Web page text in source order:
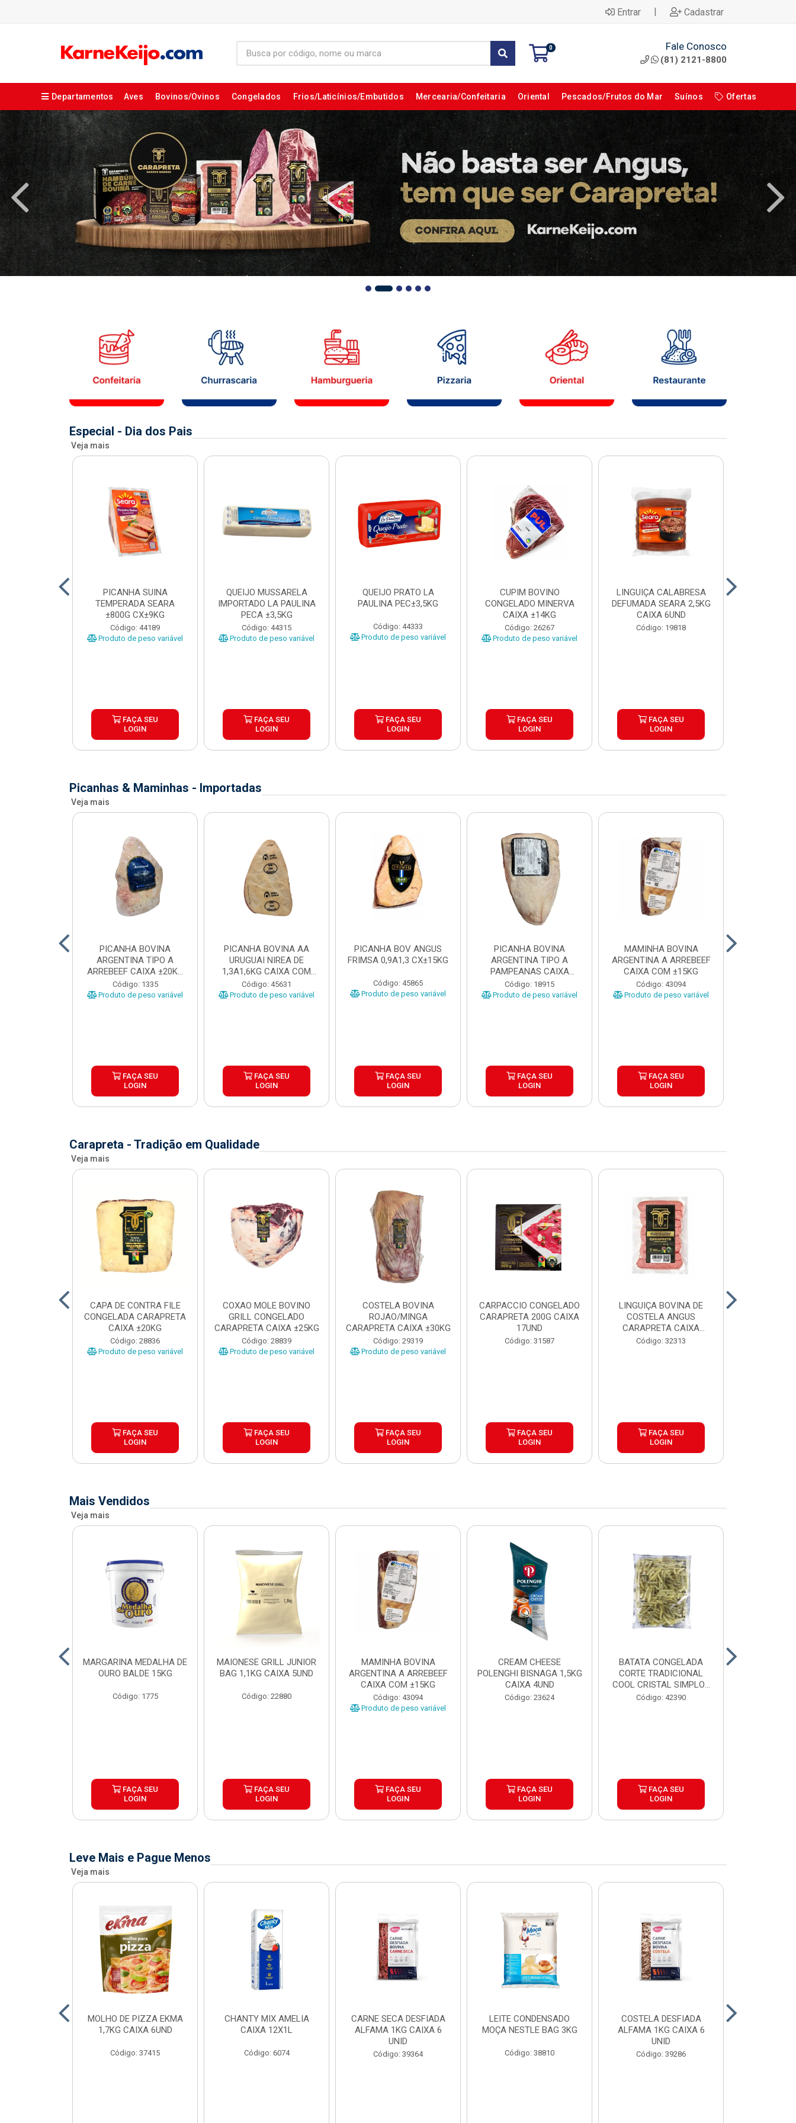
Entrar | Cadastrar
0 Fale Conosco
(81) 2121-8800
Departamentos Aves Bovinos/Ovinos Congelados Frios/Laticínios/Embutidos Mercearia/Confeitaria Oriental Pescados/Frutos do Mar Suínos Ofertas
Especial - Dia dos Pais
Veja mais
PICANHA SUINA
TEMPERADA SEARA
±800G CX±9KG
Código: 44189
Produto de peso variável
FAÇA SEU
LOGIN
QUEIJO MUSSARELA
IMPORTADO LA PAULINA
PECA ±3,5KG
Código: 44315
Produto de peso variável
FAÇA SEU
LOGIN
QUEIJO PRATO LA
PAULINA PEC±3,5KG
Código: 44333
Produto de peso variável
FAÇA SEU
LOGIN
CUPIM BOVINO
CONGELADO MINERVA
CAIXA ±14KG
Código: 26267
Produto de peso variável
FAÇA SEU
LOGIN
LINGUIÇA CALABRESA
DEFUMADA SEARA 2,5KG
CAIXA 6UND
Código: 19818
FAÇA SEU
LOGIN
Picanhas & Maminhas - Importadas
Veja mais
PICANHA BOVINA
ARGENTINA TIPO A
ARREBEEF CAIXA ±20KG
PEÇAS 1...
Código: 1335
Produto de peso variável
FAÇA SEU
LOGIN
PICANHA BOVINA AA
URUGUAI NIREA DE
1,3A1,6KG CAIXA COM
±15KG
Código: 45631
Produto de peso variável
FAÇA SEU
LOGIN
PICANHA BOV ANGUS
FRIMSA 0,9A1,3 CX±15KG
Código: 45865
Produto de peso variável
FAÇA SEU
LOGIN
PICANHA BOVINA
ARGENTINA TIPO A
PAMPEANAS CAIXA
±20KG PEÇAS ...
Código: 18915
Produto de peso variável
FAÇA SEU
LOGIN
MAMINHA BOVINA
ARGENTINA A ARREBEEF
CAIXA COM ±15KG
Código: 43094
Produto de peso variável
FAÇA SEU
LOGIN
Carapreta - Tradição em Qualidade
Veja mais
CAPA DE CONTRA FILE
CONGELADA CARAPRETA
CAIXA ±20KG
Código: 28836
Produto de peso variável
FAÇA SEU
LOGIN
COXAO MOLE BOVINO
GRILL CONGELADO
CARAPRETA CAIXA ±25KG
Código: 28839
Produto de peso variável
FAÇA SEU
LOGIN
COSTELA BOVINA
ROJAO/MINGA
CARAPRETA CAIXA ±30KG
Código: 29319
Produto de peso variável
FAÇA SEU
LOGIN
CARPACCIO CONGELADO
CARAPRETA 200G CAIXA
17UND
Código: 31587
FAÇA SEU
LOGIN
LINGUIÇA BOVINA DE
COSTELA ANGUS
CARAPRETA CAIXA
24X300G
Código: 32313
FAÇA SEU
LOGIN
Mais Vendidos
Veja mais
MARGARINA MEDALHA DE
OURO BALDE 15KG
Código: 1775
FAÇA SEU
LOGIN
MAIONESE GRILL JUNIOR
BAG 1,1KG CAIXA 5UND
Código: 22880
FAÇA SEU
LOGIN
MAMINHA BOVINA
ARGENTINA A ARREBEEF
CAIXA COM ±15KG
Código: 43094
Produto de peso variável
FAÇA SEU
LOGIN
CREAM CHEESE
POLENGHI BISNAGA 1,5KG
CAIXA 4UND
Código: 23624
FAÇA SEU
LOGIN
BATATA CONGELADA
CORTE TRADICIONAL
COOL CRISTAL SIMPLOT
CAIX...
Código: 42390
FAÇA SEU
LOGIN
Leve Mais e Pague Menos
Veja mais
MOLHO DE PIZZA EKMA
1,7KG CAIXA 6UND
Código: 37415
CHANTY MIX AMELIA
CAIXA 12X1L
Código: 6074
CARNE SECA DESFIADA
ALFAMA 1KG CAIXA 6
UNID
Código: 39364
LEITE CONDENSADO
MOÇA NESTLE BAG 3KG
Código: 38810
COSTELA DESFIADA
ALFAMA 1KG CAIXA 6
UNID
Código: 39286